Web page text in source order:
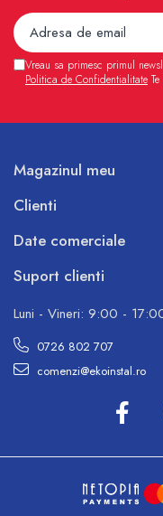
Vreau sa primesc primul
Politica de Confidentialitate
Magazinul meu
Clienti
Date comerciale
Suport clienti
Luni - Vineri: 9:00 -
0726 802 707
comenzi@ekoinstal.ro